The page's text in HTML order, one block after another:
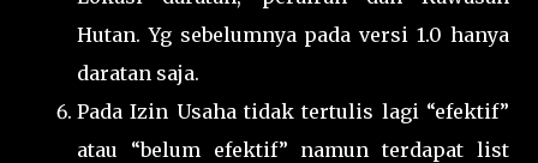
Hutan. Yg sebelumnya pada versi 1.0 hanya
daratan saja.
Pada Izin Usaha tidak tertulis lagi “efektif”
atau “belum efektif” namun terdapat list